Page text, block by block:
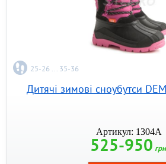
25-26 ... 35-36
Дитячі зимові сноубутси
Артикул: 1304A
525-950